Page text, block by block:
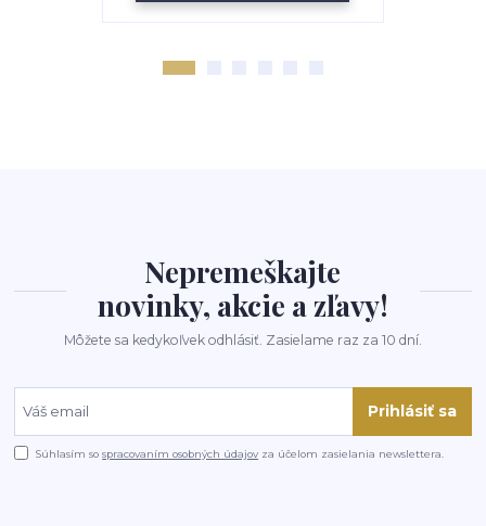
Nepremeškajte
novinky, akcie a zľavy!
Môžete sa kedykoľvek odhlásiť. Zasielame raz za 10 dní.
Prihlásiť sa
Súhlasím sospracovaním osobných údajov za účelom zasielania newslettera.